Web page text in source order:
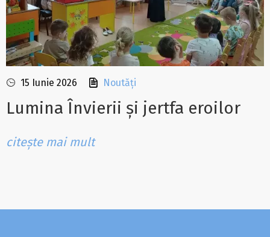
15 Iunie 2026 Noutăți
Lumina Învierii și jertfa eroilor
citește mai mult